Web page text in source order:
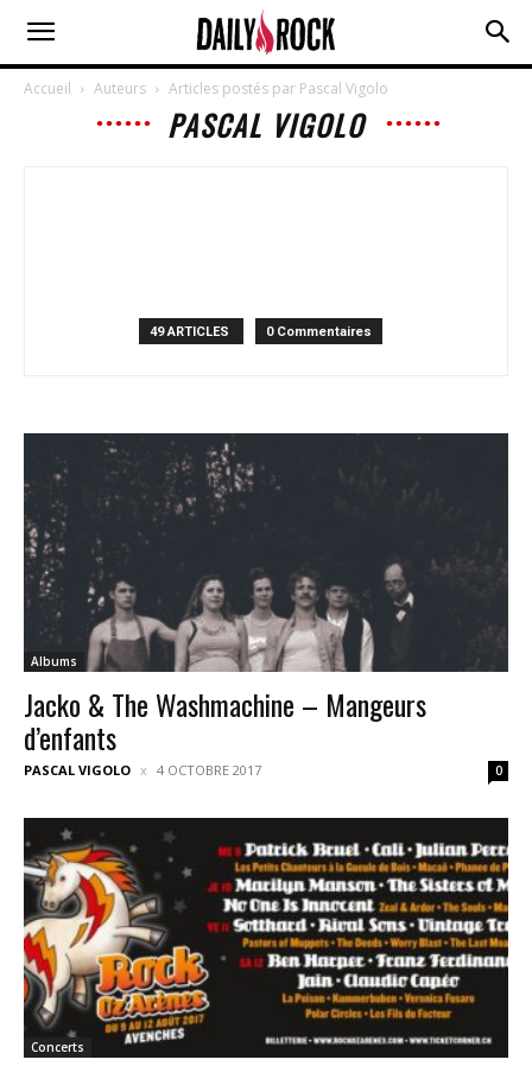
Accueil Auteurs Articles postés par Pascal Vigolo
PASCAL VIGOLO
49 ARTICLES 0 Commentaires
Albums
Jacko & The Washmachine – Mangeurs
d’enfants
PASCAL VIGOLO 4 OCTOBRE 2017 0
Concerts